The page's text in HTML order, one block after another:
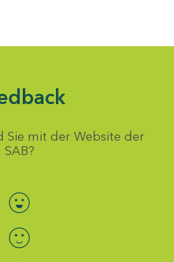
Sie mit der Website der
SAB?
Bewertung auswählen